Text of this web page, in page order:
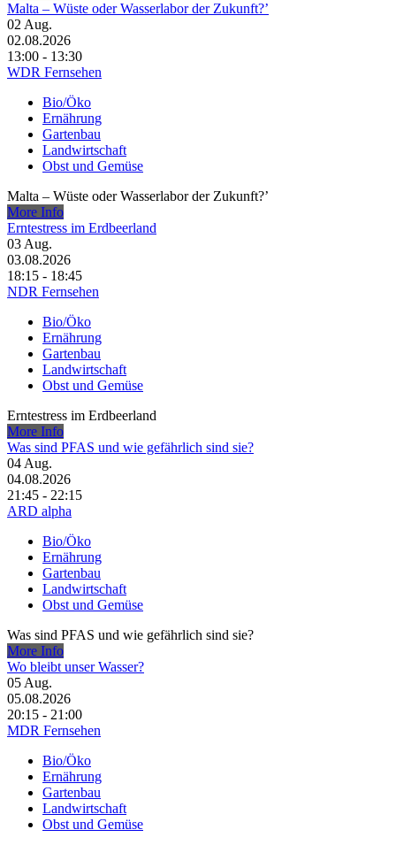
Malta – Wüste oder Wasserlabor der Zukunft?’
02 Aug.
02.08.2026
13:00 - 13:30
WDR Fernsehen
Bio/Öko
Ernährung
Gartenbau
Landwirtschaft
Obst und Gemüse
Malta – Wüste oder Wasserlabor der Zukunft?’
More Info
Erntestress im Erdbeerland
03 Aug.
03.08.2026
18:15 - 18:45
NDR Fernsehen
Bio/Öko
Ernährung
Gartenbau
Landwirtschaft
Obst und Gemüse
Erntestress im Erdbeerland
More Info
Was sind PFAS und wie gefährlich sind sie?
04 Aug.
04.08.2026
21:45 - 22:15
ARD alpha
Bio/Öko
Ernährung
Gartenbau
Landwirtschaft
Obst und Gemüse
Was sind PFAS und wie gefährlich sind sie?
More Info
Wo bleibt unser Wasser?
05 Aug.
05.08.2026
20:15 - 21:00
MDR Fernsehen
Bio/Öko
Ernährung
Gartenbau
Landwirtschaft
Obst und Gemüse